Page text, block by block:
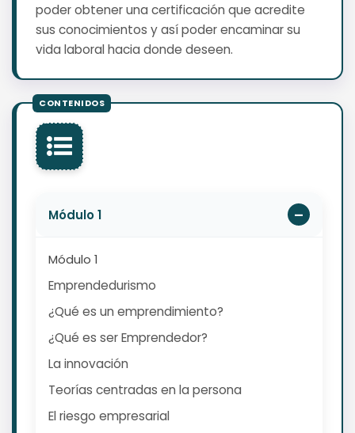
poder obtener una certificación que acredite
sus conocimientos y así poder encaminar su
vida laboral hacia donde deseen.
Módulo 1
Módulo 1
Emprendedurismo
¿Qué es un emprendimiento?
¿Qué es ser Emprendedor?
La innovación
Teorías centradas en la persona
El riesgo empresarial